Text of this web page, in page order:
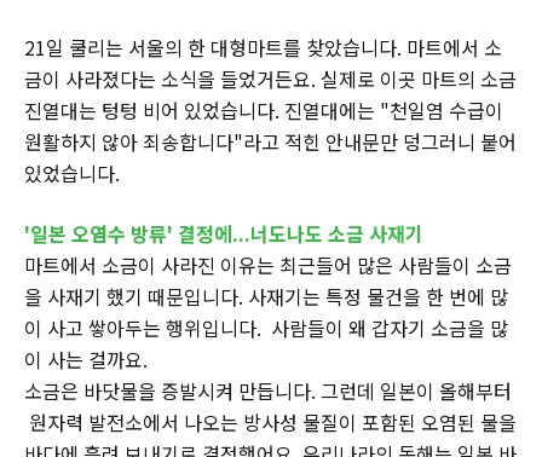
21일 쿨리는 서울의 한 대형마트를 찾았습니다. 마트에서 소
금이 사라졌다는 소식을 들었거든요. 실제로 이곳 마트의 소금
진열대는 텅텅 비어 있었습니다. 진열대에는 "천일염 수급이
원활하지 않아 죄송합니다"라고 적힌 안내문만 덩그러니 붙어
있었습니다.
'일본 오염수 방류' 결정에...너도나도 소금 사재기
마트에서 소금이 사라진 이유는 최근들어 많은 사람들이 소금
을 사재기 했기 때문입니다. 사재기는 특정 물건을 한 번에 많
이 사고 쌓아두는 행위입니다. 사람들이 왜 갑자기 소금을 많
이 사는 걸까요.
소금은 바닷물을 증발시켜 만듭니다. 그런데 일본이 올해부터
원자력 발전소에서 나오는 방사성 물질이 포함된 오염된 물을